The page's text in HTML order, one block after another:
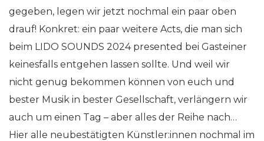
gegeben, legen wir jetzt nochmal ein paar oben
drauf! Konkret: ein paar weitere Acts, die man sich
beim LIDO SOUNDS 2024 presented bei Gasteiner
keinesfalls entgehen lassen sollte. Und weil wir
nicht genug bekommen können von euch und
bester Musik in bester Gesellschaft, verlängern wir
auch um einen Tag – aber alles der Reihe nach…
Hier alle neubestätigten Künstler:innen nochmal im